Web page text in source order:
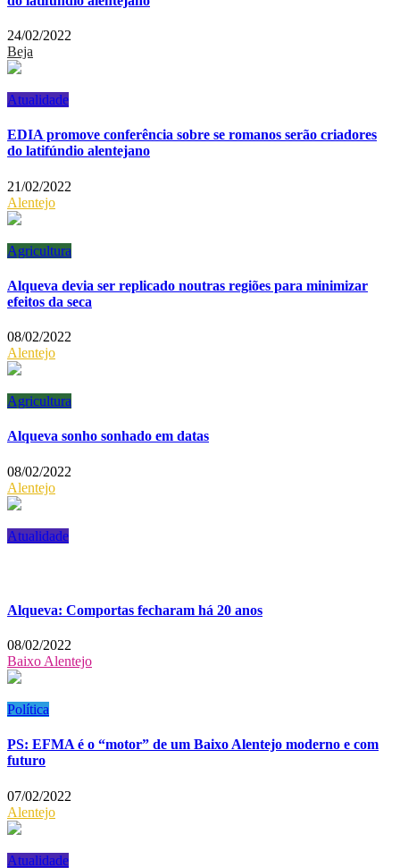
24/02/2022
Beja
Atualidade
EDIA promove conferência sobre se romanos serão criadores
do latifúndio alentejano
21/02/2022
Alentejo
Agricultura
Alqueva devia ser replicado noutras regiões para minimizar
efeitos da seca
08/02/2022
Alentejo
Agricultura
Alqueva sonho sonhado em datas
08/02/2022
Alentejo
Atualidade
Alqueva: Comportas fecharam há 20 anos
08/02/2022
Baixo Alentejo
Política
PS: EFMA é o “motor” de um Baixo Alentejo moderno e com
futuro
07/02/2022
Alentejo
Atualidade